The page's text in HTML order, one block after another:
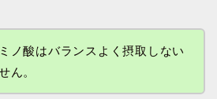
ノ酸はバランスよく摂取しない
ん。